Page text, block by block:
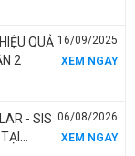
QUẢ
2
16/09/2025
XEM NGAY
06/08/2026
XEM NGAY